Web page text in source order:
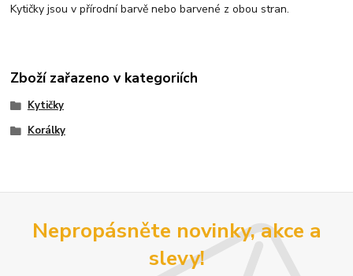
Kytičky jsou v přírodní barvě nebo barvené z obou stran.
Zboží zařazeno v kategoriích
Kytičky
Korálky
Nepropásněte novinky, akce a
slevy!